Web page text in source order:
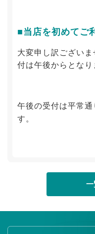
■当店を初めてご
大変申し訳ござい
付は午後からとなり
午後の受付は平常通
す。
一